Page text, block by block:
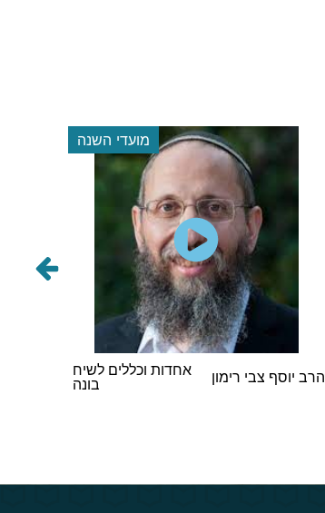
מועדי השנה
הרב יוסף צבי רימון
אחדות וכללים לשיח
בונה